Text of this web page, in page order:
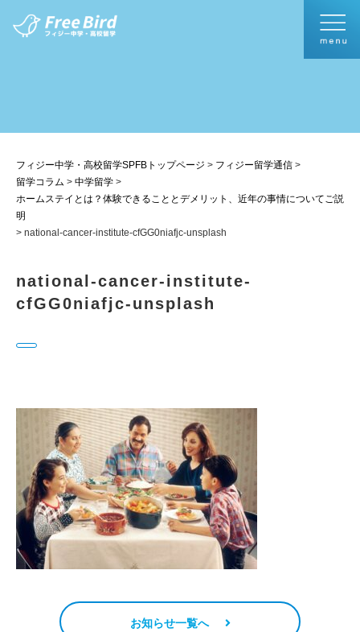
フィジー中学・高校留学SPFBトップページ > フィジー留学通信 >
留学コラム > 中学留学 >
ホームステイとは？体験できることとデメリット、近年の事情についてご説
明
> national-cancer-institute-cfGG0niafjc-unsplash
national-cancer-institute-
cfGG0niafjc-unsplash
お知らせ一覧へ